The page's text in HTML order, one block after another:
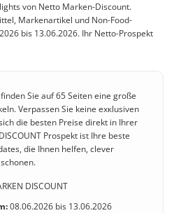
von Netto Marken-Discount.
Markenartikel und Non-Food-
bis 13.06.2026. Ihr Netto-Prospekt
Sie auf 65 Seiten eine große
Verpassen Sie keine exкlusiven
die besten Preise direkt in Ihrer
Prospekt ist Ihre beste
die Ihnen helfen, clever
DISCOUNT
08.06.2026 bis 13.06.2026